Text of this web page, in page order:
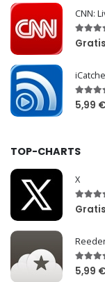
CNN:
Gratis
5,99 €
TOP-CHARTS
X
Gratis
5,99 €